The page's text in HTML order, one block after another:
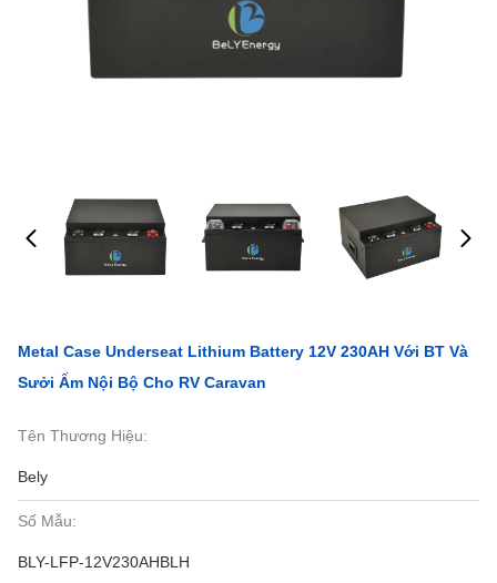
Metal Case Underseat Lithium Battery 12V 230AH Với BT Và
Sưởi Ấm Nội Bộ Cho RV Caravan
Tên Thương Hiệu:
Bely
Số Mẫu:
BLY-LFP-12V230AHBLH